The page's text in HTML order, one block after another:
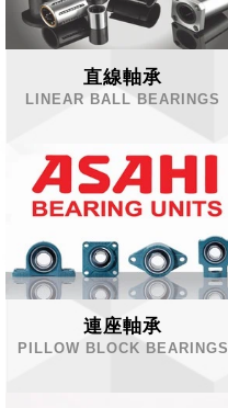
直線軸承
LINEAR BALL BEARINGS
連座軸承
PILLOW BLOCK BEARINGS